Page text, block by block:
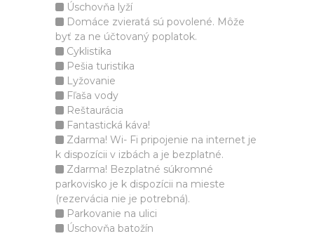
Úschovňa lyží
Domáce zvieratá sú povolené. Môže
byť za ne účtovaný poplatok.
Cyklistika
Pešia turistika
Lyžovanie
Fľaša vody
Reštaurácia
Fantastická káva!
Zdarma! Wi- Fi pripojenie na internet je
k dispozícii v izbách a je bezplatné.
Zdarma! Bezplatné súkromné
parkovisko je k dispozícii na mieste
(rezervácia nie je potrebná).
Parkovanie na ulici
Úschovňa batožín